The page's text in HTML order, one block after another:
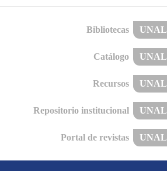
Bibliotecas UNAL
Catálogo UNAL
Recursos UNAL
Repositorio institucional UNAL
Portal de revistas UNAL